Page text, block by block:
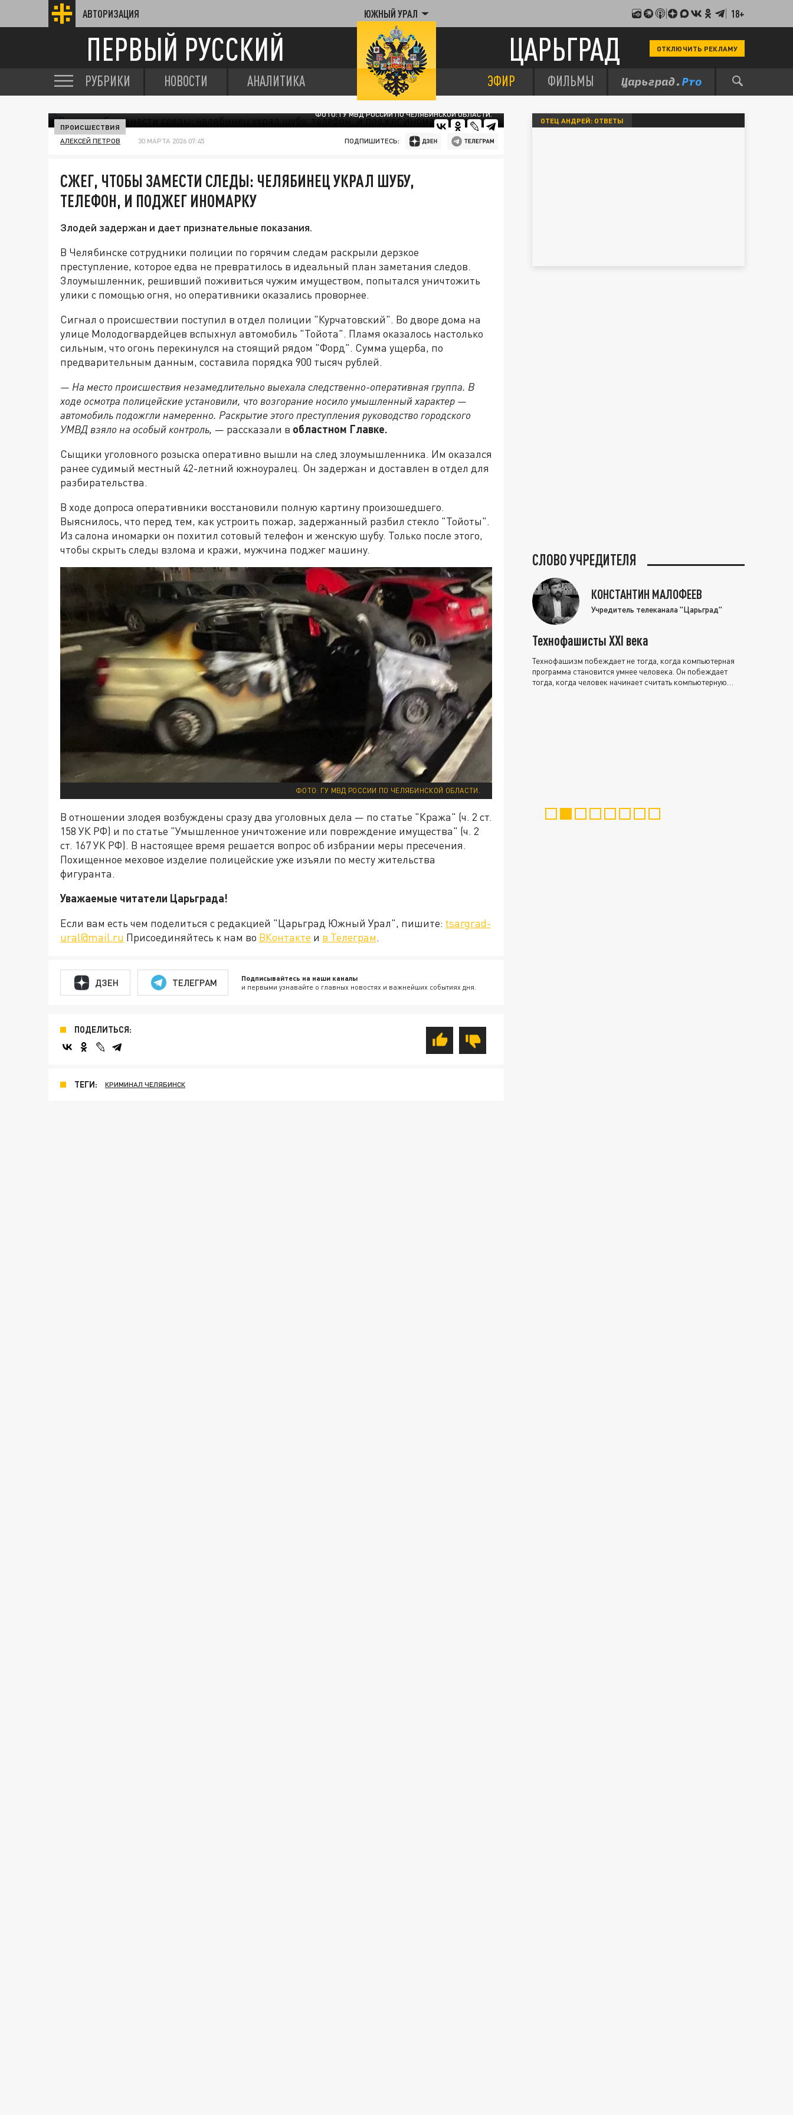
АВТОРИЗАЦИЯ ЮЖНЫЙ УРАЛ 18+
ПЕРВЫЙ РУССКИЙ ЦАРЬГРАД ОТКЛЮЧИТЬ РЕКЛАМУ
РУБРИКИ НОВОСТИ АНАЛИТИКА ЭФИР ФИЛЬМЫ
ФОТО: ГУ МВД РОССИИ ПО ЧЕЛЯБИНСКОЙ ОБЛАСТИ.
ПРОИСШЕСТВИЯ
АЛЕКСЕЙ ПЕТРОВ 30 МАРТА 2026 07:45 ПОДПИШИТЕСЬ:
СЖЕГ, ЧТОБЫ ЗАМЕСТИ СЛЕДЫ: ЧЕЛЯБИНЕЦ УКРАЛ ШУБУ,
ТЕЛЕФОН, И ПОДЖЕГ ИНОМАРКУ
Злодей задержан и дает признательные показания.
В Челябинске сотрудники полиции по горячим следам раскрыли дерзкое
преступление, которое едва не превратилось в идеальный план заметания следов.
Злоумышленник, решивший поживиться чужим имуществом, попытался уничтожить
улики с помощью огня, но оперативники оказались проворнее.
Сигнал о происшествии поступил в отдел полиции "Курчатовский". Во дворе дома на
улице Молодогвардейцев вспыхнул автомобиль "Тойота". Пламя оказалось настолько
сильным, что огонь перекинулся на стоящий рядом "Форд". Сумма ущерба, по
предварительным данным, составила порядка 900 тысяч рублей.
— На место происшествия незамедлительно выехала следственно-оперативная группа. В
ходе осмотра полицейские установили, что возгорание носило умышленный характер —
автомобиль подожгли намеренно. Раскрытие этого преступления руководство городского
УМВД взяло на особый контроль, — рассказали в областном Главке.
Сыщики уголовного розыска оперативно вышли на след злоумышленника. Им оказался
ранее судимый местный 42-летний южноуралец. Он задержан и доставлен в отдел для
разбирательства.
В ходе допроса оперативники восстановили полную картину произошедшего.
Выяснилось, что перед тем, как устроить пожар, задержанный разбил стекло "Тойоты".
Из салона иномарки он похитил сотовый телефон и женскую шубу. Только после этого,
чтобы скрыть следы взлома и кражи, мужчина поджег машину.
ФОТО: ГУ МВД РОССИИ ПО ЧЕЛЯБИНСКОЙ ОБЛАСТИ.
В отношении злодея возбуждены сразу два уголовных дела — по статье "Кража" (ч. 2 ст.
158 УК РФ) и по статье "Умышленное уничтожение или повреждение имущества" (ч. 2
ст. 167 УК РФ). В настоящее время решается вопрос об избрании меры пресечения.
Похищенное меховое изделие полицейские уже изъяли по месту жительства
фигуранта.
Уважаемые читатели Царьграда!
Если вам есть чем поделиться с редакцией "Царьград Южный Урал", пишите: tsargrad-
ural@mail.ru Присоединяйтесь к нам во ВКонтакте и в Телеграм.
ДЗЕН ТЕЛЕГРАМ Подписывайтесь на наши каналы
и первыми узнавайте о главных новостях и важнейших событиях дня.
ПОДЕЛИТЬСЯ:
ТЕГИ: КРИМИНАЛ ЧЕЛЯБИНСК
ОТЕЦ АНДРЕЙ: ОТВЕТЫ
СЛОВО УЧРЕДИТЕЛЯ
КОНСТАНТИН МАЛОФЕЕВ
Учредитель телеканала "Царьград"
Технофашисты XXI века
Технофашизм побеждает не тогда, когда компьютерная
программа становится умнее человека. Он побеждает
тогда, когда человек начинает считать компьютерную